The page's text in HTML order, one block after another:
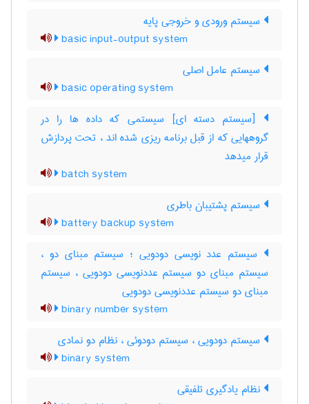
سیستم ورودی و خروجی پایه
basic input-output system
سیستم عامل اصلی
basic operating system
[سیستم دسته ای] سیستمی که داده ها را در
گروههایی که از قبل برنامه ریزی شده اند ، تحت پردازش
قرار میدهد
batch system
سیستم پشتیبان باطری
battery backup system
سیستم عدد نویسی دودویی ؛ سیستم مبنای دو ،
سیستم مبنای دو سیستم عددنویسی دودویی ، سیستم
مبنای دو سیستم عددنویسی دودویی
binary number system
سیستم دودویی ، سیستم دودوئی ، نظام دو نمادی
binary system
نظام یادگیری تلفیقی